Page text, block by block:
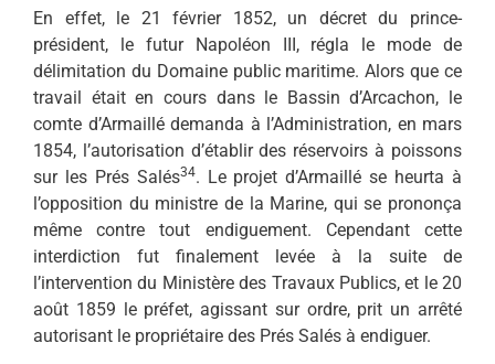
En effet, le 21 février 1852, un décret du prince-
président, le futur Napoléon III, régla le mode de
délimitation du Domaine public maritime. Alors que ce
travail était en cours dans le Bassin d’Arcachon, le
comte d’Armaillé demanda à l’Administration, en mars
1854, l’autorisation d’établir des réservoirs à poissons
sur les Prés Salés34. Le projet d’Armaillé se heurta à
l’opposition du minis­tre de la Marine, qui se prononça
même contre tout endiguement. Cependant cette
interdiction fut finalement levée à la suite de
l’intervention du Ministère des Travaux Publics, et le 20
août 1859 le préfet, agissant sur ordre, prit un arrêté
autorisant le propriétaire des Prés Salés à endiguer.